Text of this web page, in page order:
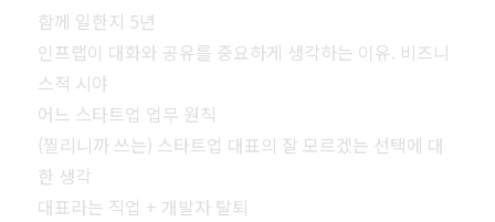
함께 일한지 5년
인프랩이 대화와 공유를 중요하게 생각하는 이유. 비즈니
스적 시야
어느 스타트업 업무 원칙
(찔리니까 쓰는) 스타트업 대표의 잘 모르겠는 선택에 대
한 생각
대표라는 직업 + 개발자 탈퇴